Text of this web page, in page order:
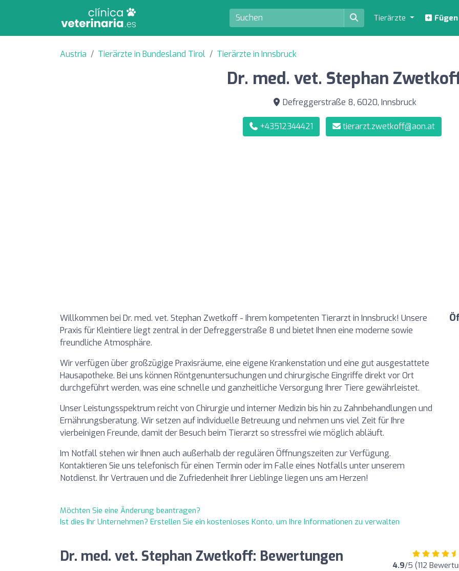
Tierärzte
Austria Tierärzte in Bundesland Tirol Tierärzte in Innsbruck
Dr. med. vet. Stephan
Defreggerstraße 8, 6020, Innsbruck
+43512344421 tierarzt.zwetkoff@aon.at
Willkommen bei Dr. med. vet. Stephan Zwetkoff - Ihrem kompetenten Tierarzt in Innsbruck! Unsere
Praxis für Kleintiere liegt zentral in der Defreggerstraße 8 und bietet Ihnen eine moderne sowie
freundliche Atmosphäre.
Wir verfügen über großzügige Praxisräume, eine eigene Krankenstation und eine gut ausgestattete
Hausapotheke. Bei uns können Röntgenuntersuchungen und chirurgische Eingriffe direkt vor Ort
durchgeführt werden, was eine schnelle und ganzheitliche Versorgung Ihrer Tiere gewährleistet.
Unser Leistungsspektrum reicht von Chirurgie und interner Medizin bis hin zu Zahnbehandlungen und
Ernährungsberatung. Wir setzen auf individuelle Betreuung und nehmen uns viel Zeit für Ihre
vierbeinigen Freunde, damit der Besuch beim Tierarzt so stressfrei wie möglich abläuft.
Im Notfall stehen wir Ihnen auch außerhalb der regulären Öffnungszeiten zur Verfügung.
Kontaktieren Sie uns telefonisch für einen Termin oder im Falle eines Notfalls unter unserem
Notdienst. Ihr Vertrauen und die Zufriedenheit Ihrer Lieblinge liegen uns am Herzen!
Möchten Sie eine Änderung beantragen?
Ist dies Ihr Unternehmen? Erstellen Sie ein kostenloses Konto, um Ihre Informationen zu verwalten
Dr. med. vet. Stephan Zwetkoff: Bewertungen 4.9/5 (112